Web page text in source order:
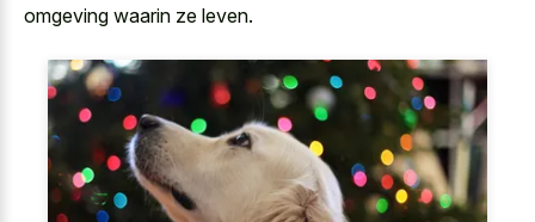
omgeving waarin ze leven.